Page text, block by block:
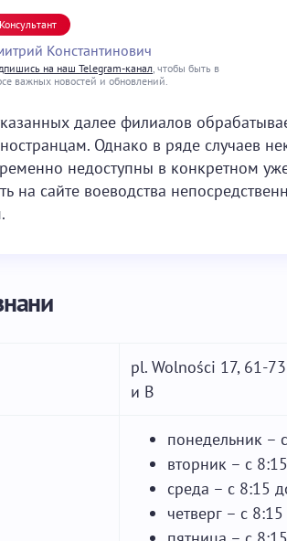
Консультант
Константинович
на наш Telegram-канал, чтобы быть в
важных новостей и обновлений.
далее филиалов
Однако в ряде случаев
недоступны в конкретном
на сайте воеводства
pl. Wolności 17, 61-
и B
понедельник –
вторник – с
среда – с 8:15
четверг – с